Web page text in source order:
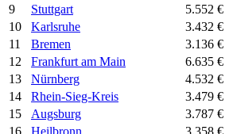
9
Stuttgart 5.552 €
10
Karlsruhe 3.432 €
11
Bremen 3.136 €
12
Frankfurt am Main 6.635 €
13
Nürnberg 4.532 €
14
Rhein-Sieg-Kreis 3.479 €
15
Augsburg 3.787 €